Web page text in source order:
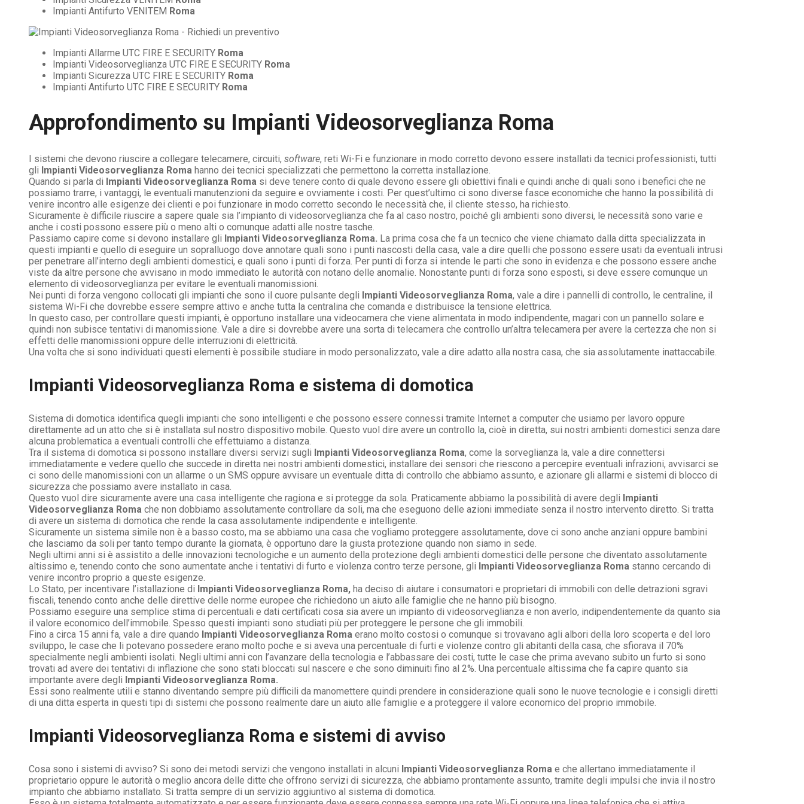
Impianti Antifurto VENITEM Roma
Impianti Allarme UTC FIRE E SECURITY Roma
Impianti Videosorveglianza UTC FIRE E SECURITY Roma
Impianti Sicurezza UTC FIRE E SECURITY Roma
Impianti Antifurto UTC FIRE E SECURITY Roma
Approfondimento su Impianti Videosorveglianza Roma
I sistemi che devono riuscire a collegare telecamere, circuiti, software, reti Wi-Fi e funzionare in modo corretto devono essere installati da tecnici professionisti, tutti
gli Impianti Videosorveglianza Roma hanno dei tecnici specializzati che permettono la corretta installazione.
Quando si parla di Impianti Videosorveglianza Roma si deve tenere conto di quale devono essere gli obiettivi finali e quindi anche di quali sono i benefici che ne
possiamo trarre, i vantaggi, le eventuali manutenzioni da seguire e ovviamente i costi. Per quest’ultimo ci sono diverse fasce economiche che hanno la possibilità di
venire incontro alle esigenze dei clienti e poi funzionare in modo corretto secondo le necessità che, il cliente stesso, ha richiesto.
Sicuramente è difficile riuscire a sapere quale sia l’impianto di videosorveglianza che fa al caso nostro, poiché gli ambienti sono diversi, le necessità sono varie e
anche i costi possono essere più o meno alti o comunque adatti alle nostre tasche.
Passiamo capire come si devono installare gli Impianti Videosorveglianza Roma. La prima cosa che fa un tecnico che viene chiamato dalla ditta specializzata in
questi impianti e quello di eseguire un sopralluogo dove annotare quali sono i punti nascosti della casa, vale a dire quelli che possono essere usati da eventuali intrusi
per penetrare all’interno degli ambienti domestici, e quali sono i punti di forza. Per punti di forza si intende le parti che sono in evidenza e che possono essere anche
viste da altre persone che avvisano in modo immediato le autorità con notano delle anomalie. Nonostante punti di forza sono esposti, si deve essere comunque un
elemento di videosorveglianza per evitare le eventuali manomissioni.
Nei punti di forza vengono collocati gli impianti che sono il cuore pulsante degli Impianti Videosorveglianza Roma, vale a dire i pannelli di controllo, le centraline, il
sistema Wi-Fi che dovrebbe essere sempre attivo e anche tutta la centralina che comanda e distribuisce la tensione elettrica.
In questo caso, per controllare questi impianti, è opportuno installare una videocamera che viene alimentata in modo indipendente, magari con un pannello solare e
quindi non subisce tentativi di manomissione. Vale a dire si dovrebbe avere una sorta di telecamera che controllo un’altra telecamera per avere la certezza che non si
effetti delle manomissioni oppure delle interruzioni di elettricità.
Una volta che si sono individuati questi elementi è possibile studiare in modo personalizzato, vale a dire adatto alla nostra casa, che sia assolutamente inattaccabile.
Impianti Videosorveglianza Roma e sistema di domotica
Sistema di domotica identifica quegli impianti che sono intelligenti e che possono essere connessi tramite Internet a computer che usiamo per lavoro oppure
direttamente ad un atto che si è installata sul nostro dispositivo mobile. Questo vuol dire avere un controllo la, cioè in diretta, sui nostri ambienti domestici senza dare
alcuna problematica a eventuali controlli che effettuiamo a distanza.
Tra il sistema di domotica si possono installare diversi servizi sugli Impianti Videosorveglianza Roma, come la sorveglianza la, vale a dire connettersi
immediatamente e vedere quello che succede in diretta nei nostri ambienti domestici, installare dei sensori che riescono a percepire eventuali infrazioni, avvisarci se
ci sono delle manomissioni con un allarme o un SMS oppure avvisare un eventuale ditta di controllo che abbiamo assunto, e azionare gli allarmi e sistemi di blocco di
sicurezza che possiamo avere installato in casa.
Questo vuol dire sicuramente avere una casa intelligente che ragiona e si protegge da sola. Praticamente abbiamo la possibilità di avere degli Impianti
Videosorveglianza Roma che non dobbiamo assolutamente controllare da soli, ma che eseguono delle azioni immediate senza il nostro intervento diretto. Si tratta
di avere un sistema di domotica che rende la casa assolutamente indipendente e intelligente.
Sicuramente un sistema simile non è a basso costo, ma se abbiamo una casa che vogliamo proteggere assolutamente, dove ci sono anche anziani oppure bambini
che lasciamo da soli per tanto tempo durante la giornata, è opportuno dare la giusta protezione quando non siamo in sede.
Negli ultimi anni si è assistito a delle innovazioni tecnologiche e un aumento della protezione degli ambienti domestici delle persone che diventato assolutamente
altissimo e, tenendo conto che sono aumentate anche i tentativi di furto e violenza contro terze persone, gli Impianti Videosorveglianza Roma stanno cercando di
venire incontro proprio a queste esigenze.
Lo Stato, per incentivare l’istallazione di Impianti Videosorveglianza Roma, ha deciso di aiutare i consumatori e proprietari di immobili con delle detrazioni sgravi
fiscali, tenendo conto anche delle direttive delle norme europee che richiedono un aiuto alle famiglie che ne hanno più bisogno.
Possiamo eseguire una semplice stima di percentuali e dati certificati cosa sia avere un impianto di videosorveglianza e non averlo, indipendentemente da quanto sia
il valore economico dell’immobile. Spesso questi impianti sono studiati più per proteggere le persone che gli immobili.
Fino a circa 15 anni fa, vale a dire quando Impianti Videosorveglianza Roma erano molto costosi o comunque si trovavano agli albori della loro scoperta e del loro
sviluppo, le case che li potevano possedere erano molto poche e si aveva una percentuale di furti e violenze contro gli abitanti della casa, che sfiorava il 70%
specialmente negli ambienti isolati. Negli ultimi anni con l’avanzare della tecnologia e l’abbassare dei costi, tutte le case che prima avevano subito un furto si sono
trovati ad avere dei tentativi di inflazione che sono stati bloccati sul nascere e che sono diminuiti fino al 2%. Una percentuale altissima che fa capire quanto sia
importante avere degli Impianti Videosorveglianza Roma.
Essi sono realmente utili e stanno diventando sempre più difficili da manomettere quindi prendere in considerazione quali sono le nuove tecnologie e i consigli diretti
di una ditta esperta in questi tipi di sistemi che possono realmente dare un aiuto alle famiglie e a proteggere il valore economico del proprio immobile.
Impianti Videosorveglianza Roma e sistemi di avviso
Cosa sono i sistemi di avviso? Si sono dei metodi servizi che vengono installati in alcuni Impianti Videosorveglianza Roma e che allertano immediatamente il
proprietario oppure le autorità o meglio ancora delle ditte che offrono servizi di sicurezza, che abbiamo prontamente assunto, tramite degli impulsi che invia il nostro
impianto che abbiamo installato. Si tratta sempre di un servizio aggiuntivo al sistema di domotica.